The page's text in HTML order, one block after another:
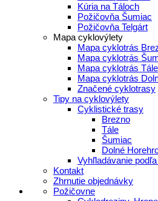
Kúria na Táloch
Požičovňa Šumiac
Požičovňa Telgárt
Mapa cyklovýlety
Mapa cyklotrás
Mapa cyklotrás
Mapa cyklotrás Tále
Mapa cyklotrás
Značené cyklotrasy
Tipy na cyklovýlety
Cyklistické trasy
Brezno
Tále
Šumiac
Dolné
Vyhľladávanie
Kontakt
Zhrnutie objednávky
Požičovne